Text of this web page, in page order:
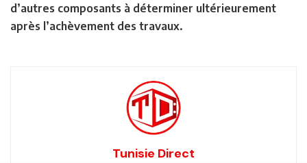
d’autres composants à déterminer ultérieurement
après l’achèvement des travaux.
Tunisie Direct